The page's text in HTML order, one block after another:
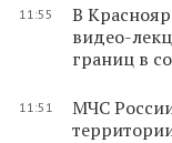
11:55
В
видео-
границ в
11:51
МЧС